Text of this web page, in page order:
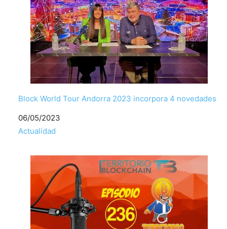
Block World Tour Andorra 2023 incorpora 4 novedades
Fecha
06/05/2023
Respecto a
Actualidad